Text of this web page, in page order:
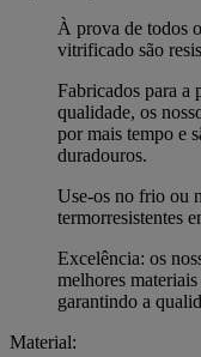
À prova de todos
vitrificado são
Fabricados para a
qualidade, os
por mais tempo e
duradouros.
Use-os no frio ou
termorresistentes
Excelência: os
melhores
garantindo a
Material: